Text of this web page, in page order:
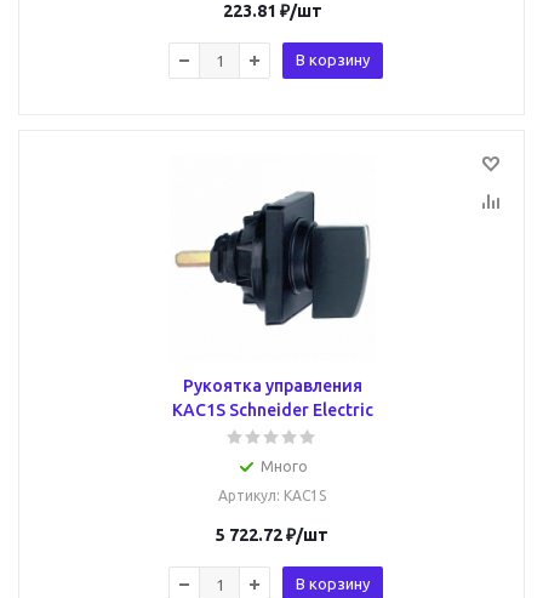
223.81 ₽/шт
В корзину
Рукоятка управления
KAC1S Schneider Electric
Много
Артикул: KAC1S
5 722.72₽/шт
В корзину